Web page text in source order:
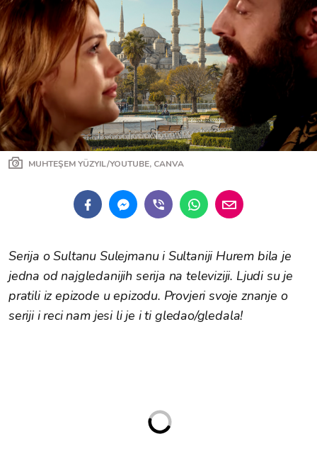
MUHTEŞEM YÜZYIL/YOUTUBE, CANVA
Serija o Sultanu Sulejmanu i Sultaniji Hurem bila je
jedna od najgledanijih serija na televiziji. Ljudi su je
pratili iz epizode u epizodu. Provjeri svoje znanje o
seriji i reci nam jesi li je i ti gledao/gledala!